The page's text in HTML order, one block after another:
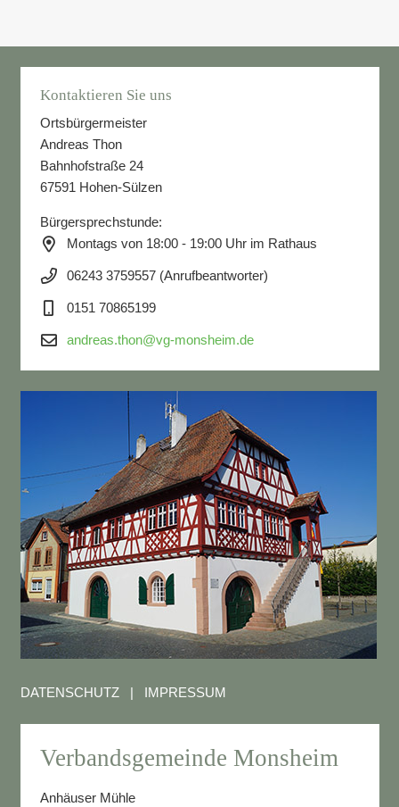
Kontaktieren Sie uns
Ortsbürgermeister
Andreas Thon
Bahnhofstraße 24
67591 Hohen-Sülzen
Bürgersprechstunde:
Montags von 18:00 - 19:00 Uhr im Rathaus
06243 3759557 (Anrufbeantworter)
0151 70865199
andreas.thon@vg-monsheim.de
DATENSCHUTZ| IMPRESSUM
Verbandsgemeinde Monsheim
Anhäuser Mühle